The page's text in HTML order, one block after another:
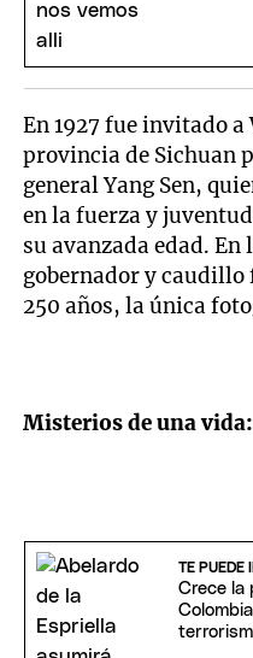
En 1927 fue invitado a
provincia de Sichuan
general Yang Sen,
en la fuerza y
su avanzada edad. En
gobernador y caudillo
250 años, la única
Misterios de una vida:
TE PUEDE
Crece la